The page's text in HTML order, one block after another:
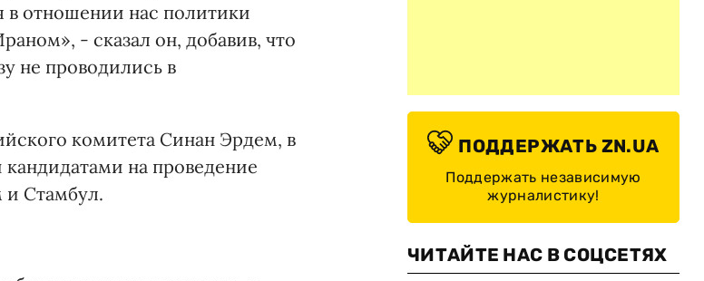
отношении нас политики
- сказал он, добавив, что
не проводились в
комитета Синан Эрдем, в
на проведение
Стамбул.
ПОДДЕРЖАТЬ ZN.UA
Поддержать независимую
журналистику!
ЧИТАЙТЕ НАС В СОЦСЕТЯХ